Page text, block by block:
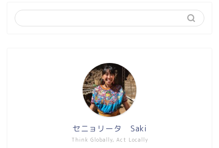
Think Globally, Act Locally
セニョリータ Saki